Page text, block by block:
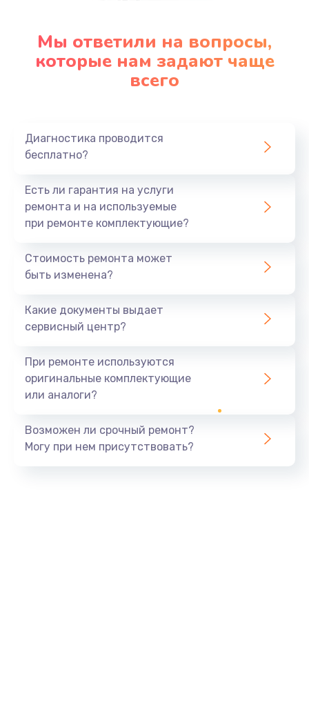
Мы ответили на вопросы,
которые нам задают чаще
всего
Диагностика проводится
бесплатно?
Есть ли гарантия на услуги
ремонта и на используемые
при ремонте комплектующие?
Стоимость ремонта может
быть изменена?
Какие документы выдает
сервисный центр?
При ремонте используются
оригинальные комплектующие
или аналоги?
Возможен ли срочный ремонт?
Могу при нем присутствовать?